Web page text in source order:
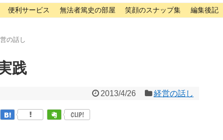
便利サービス 無法者篤史の部屋 笑顔のスナップ集 編集後記
の話し
践
2013/4/26 経営の話し
CLIP!